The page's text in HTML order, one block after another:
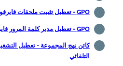
GPO - تعطيل تثبيت ملحقات فايرفوكس
GPO - تعطيل مدير كلمة المرور فايرفوكس
كائن نهج المجموعة - تعطيل التشغيل